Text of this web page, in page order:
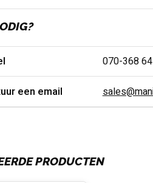
070-368
een email
PRODUCTEN